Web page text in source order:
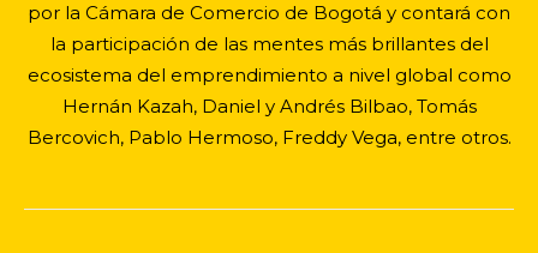
por la Cámara de Comercio de Bogotá y contará con
la participación de las mentes más brillantes del
ecosistema del emprendimiento a nivel global como
Hernán Kazah, Daniel y Andrés Bilbao, Tomás
Bercovich, Pablo Hermoso, Freddy Vega, entre otros.